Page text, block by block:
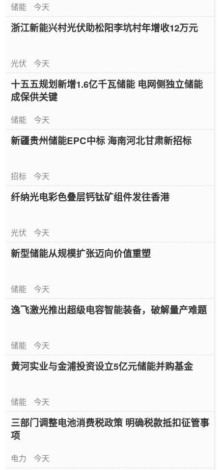
储能 今天
浙江新能兴村光伏助松阳李坑村年增收12万元
光伏 今天
十五五规划新增1.6亿千瓦储能 电网侧独立储能
成保供关键
储能 今天
新疆贵州储能EPC中标 海南河北甘肃新招标
招标 今天
纤纳光电彩色叠层钙钛矿组件发往香港
光伏 今天
新型储能从规模扩张迈向价值重塑
储能 今天
逸飞激光推出超级电容智能装备，破解量产难题
储能 今天
黄河实业与金浦投资设立5亿元储能并购基金
储能 今天
三部门调整电池消费税政策 明确税款抵扣征管事
项
电力 今天